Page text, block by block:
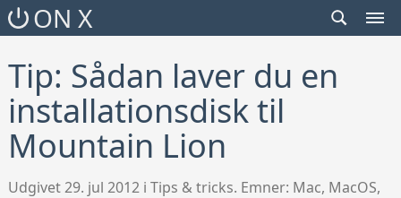
ON X
TOGGLE
Tip: Sådan laver du en
installationsdisk til
Mountain Lion
Udgivet 29. jul 2012 i Tips & tricks. Emner: Mac, MacOS,